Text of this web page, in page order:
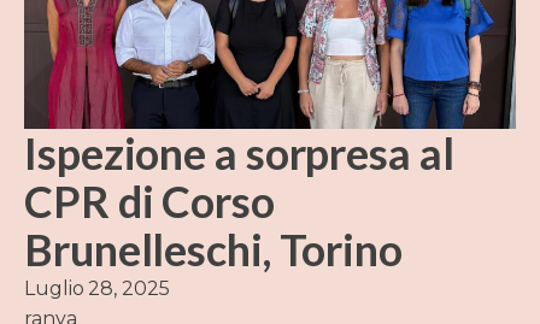
Ispezione a sorpresa al
CPR di Corso
Brunelleschi, Torino
Luglio 28, 2025
ranya